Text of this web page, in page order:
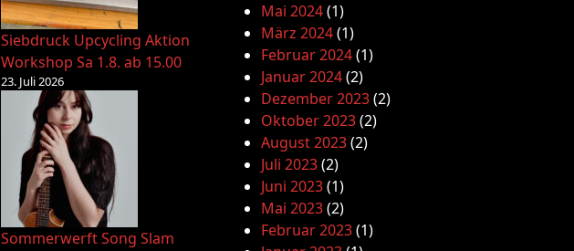
Siebdruck Upcycling Aktion
Workshop Sa 1.8. ab 15.00
23. Juli 2026
Sommerwerft Song Slam
Mai 2024(1)
März 2024(1)
Februar 2024(1)
Januar 2024(2)
Dezember 2023(2)
Oktober 2023(2)
August 2023(2)
Juli 2023(2)
Juni 2023(1)
Mai 2023(2)
Februar 2023(1)